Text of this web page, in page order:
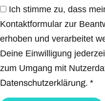
Ich stimme zu, dass
Kontaktformular zur
erhoben und verarbeitet
Deine Einwilligung
zum Umgang mit
Datenschutzerklärung. *